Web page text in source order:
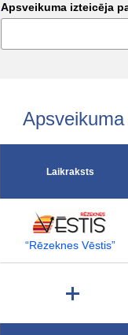
Apsveikuma izteicēja
Laikraksts
“Rēzeknes Vēstis”